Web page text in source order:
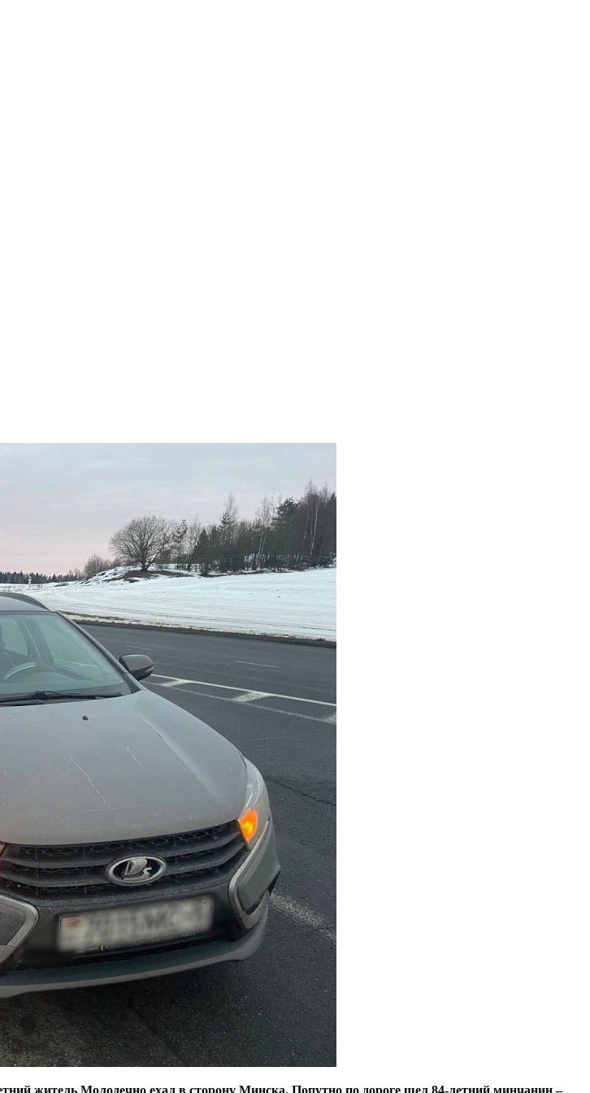
житель Молодечно ехал в сторону Минска. Попутно по дороге шел 84-летний минчанин –